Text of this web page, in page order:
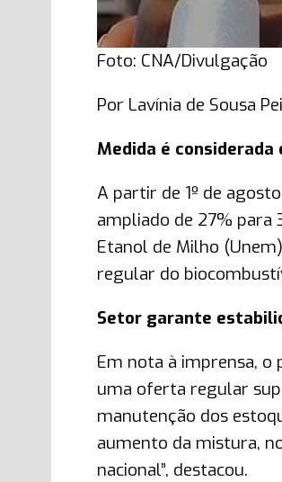
Foto: CNA/Divulgação
Por Lavínia de Sousa
Medida é
A partir de 1º de
ampliado de 27% para
Etanol de Milho
regular do
Setor garante
Em nota à imprensa, o
uma oferta regular
manutenção dos
aumento da mistura,
nacional”, destacou.